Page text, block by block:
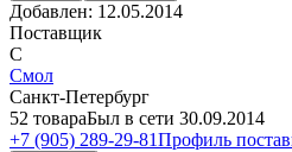
Добавлен: 12.05.2014
Поставщик
С
Смол
Санкт-Петербург
52 товараБыл в сети 30.09.2014
+7 (905) 289-29-81Профиль